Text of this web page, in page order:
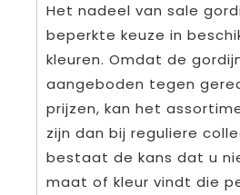
Het nadeel van sale
beperkte keuze in
kleuren. Omdat de
aangeboden tegen
prijzen, kan het
zijn dan bij reguliere
bestaat de kans dat u
maat of kleur vindt die